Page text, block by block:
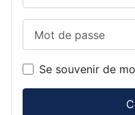
Se souvenir de